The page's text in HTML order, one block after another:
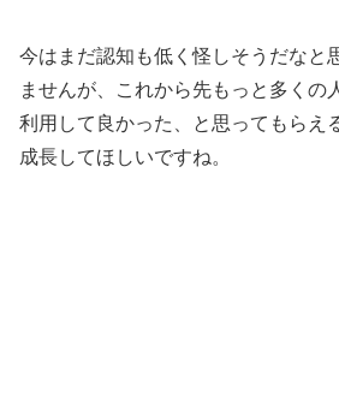
今はまだ認知も低く怪しそうだなと
ませんが、これから先もっと多くの
利用して良かった、と思ってもらえ
成長してほしいですね。